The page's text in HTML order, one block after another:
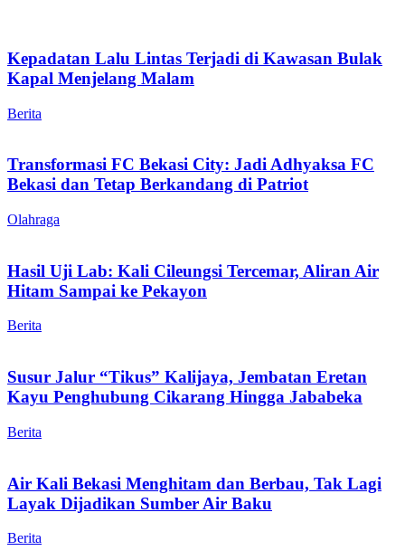
Kepadatan Lalu Lintas Terjadi di Kawasan Bulak
Kapal Menjelang Malam
Berita
Transformasi FC Bekasi City: Jadi Adhyaksa FC
Bekasi dan Tetap Berkandang di Patriot
Olahraga
Hasil Uji Lab: Kali Cileungsi Tercemar, Aliran Air
Hitam Sampai ke Pekayon
Berita
Susur Jalur “Tikus” Kalijaya, Jembatan Eretan
Kayu Penghubung Cikarang Hingga Jababeka
Berita
Air Kali Bekasi Menghitam dan Berbau, Tak Lagi
Layak Dijadikan Sumber Air Baku
Berita